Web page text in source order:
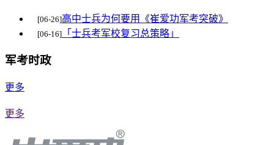
[06-26]高中士兵为何要用《崔爱功军考突破》
[06-16] 「士兵考军校复习总策略」
军考时政
更多
更多